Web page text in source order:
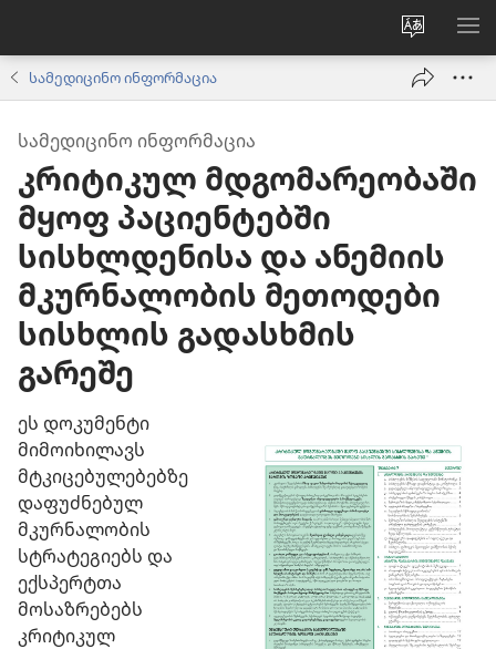
ენის
შეცვლა
სამედიცინო ინფორმაცია
ᲡᲐᲛᲔᲓᲘᲪᲘᲜᲝ ᲘᲜᲤᲝᲠᲛᲐᲪᲘᲐ
კრიტიკულ მდგომარეობაში
მყოფ პაციენტებში
სისხლდენისა და ანემიის
მკურნალობის მეთოდები
სისხლის გადასხმის
გარეშე
ეს დოკუმენტი
მიმოიხილავს
მტკიცებულებებზე
დაფუძნებულ
მკურნალობის
სტრატეგიებს და
ექსპერტთა
მოსაზრებებს
კრიტიკულ